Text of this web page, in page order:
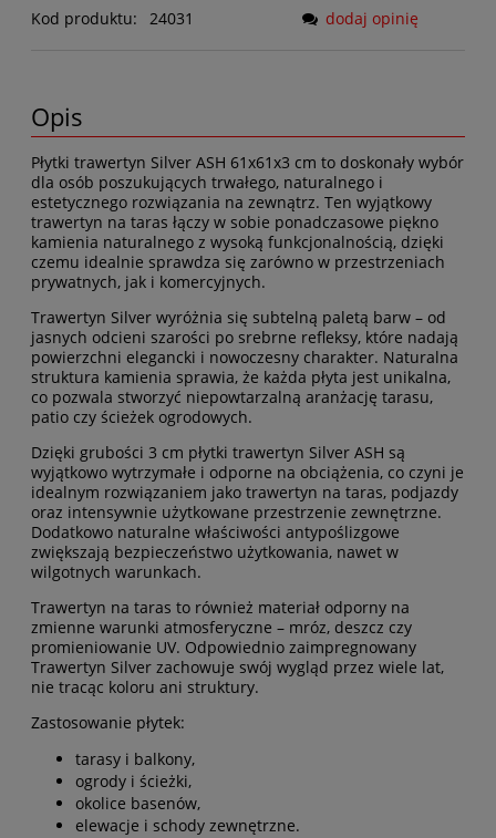
Kod produktu:
24031
dodaj opinię
Opis
Płytki trawertyn Silver ASH 61x61x3 cm to doskonały wybór
dla osób poszukujących trwałego, naturalnego i
estetycznego rozwiązania na zewnątrz. Ten wyjątkowy
trawertyn na taras łączy w sobie ponadczasowe piękno
kamienia naturalnego z wysoką funkcjonalnością, dzięki
czemu idealnie sprawdza się zarówno w przestrzeniach
prywatnych, jak i komercyjnych.
Trawertyn Silver wyróżnia się subtelną paletą barw – od
jasnych odcieni szarości po srebrne refleksy, które nadają
powierzchni elegancki i nowoczesny charakter. Naturalna
struktura kamienia sprawia, że każda płyta jest unikalna,
co pozwala stworzyć niepowtarzalną aranżację tarasu,
patio czy ścieżek ogrodowych.
Dzięki grubości 3 cm płytki trawertyn Silver ASH są
wyjątkowo wytrzymałe i odporne na obciążenia, co czyni je
idealnym rozwiązaniem jako trawertyn na taras, podjazdy
oraz intensywnie użytkowane przestrzenie zewnętrzne.
Dodatkowo naturalne właściwości antypoślizgowe
zwiększają bezpieczeństwo użytkowania, nawet w
wilgotnych warunkach.
Trawertyn na taras to również materiał odporny na
zmienne warunki atmosferyczne – mróz, deszcz czy
promieniowanie UV. Odpowiednio zaimpregnowany
Trawertyn Silver zachowuje swój wygląd przez wiele lat,
nie tracąc koloru ani struktury.
Zastosowanie płytek:
tarasy i balkony,
ogrody i ścieżki,
okolice basenów,
elewacje i schody zewnętrzne.